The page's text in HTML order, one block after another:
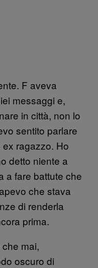
F aveva
messaggi e,
in città, non lo
sentito parlare
ragazzo. Ho
detto niente a
a fare battute che
che stava
di renderla
prima.
mai,
oscuro di